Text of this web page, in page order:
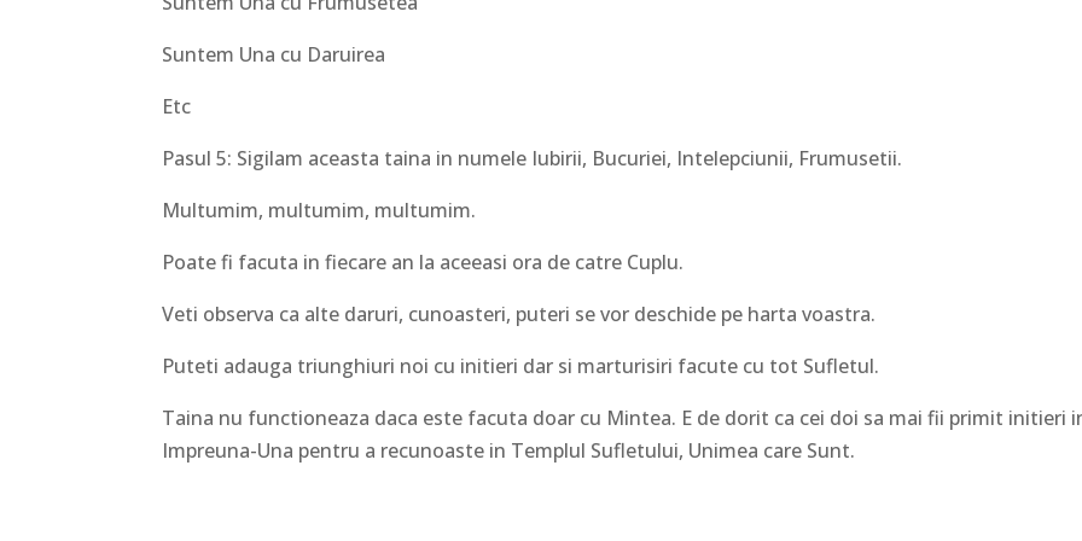
Suntem Una cu Daruirea
Etc
Pasul 5: Sigilam aceasta taina in numele Iubirii, Bucuriei, Intelepciunii, Frumusetii.
Multumim, multumim, multumim.
Poate fi facuta in fiecare an la aceeasi ora de catre Cuplu.
Veti observa ca alte daruri, cunoasteri, puteri se vor deschide pe harta voastra.
Puteti adauga triunghiuri noi cu initieri dar si marturisiri facute cu tot Sufletul.
Taina nu functioneaza daca este facuta doar cu Mintea. E de dorit ca cei doi sa mai fii primit initieri
Impreuna-Una pentru a recunoaste in Templul Sufletului, Unimea care Sunt.